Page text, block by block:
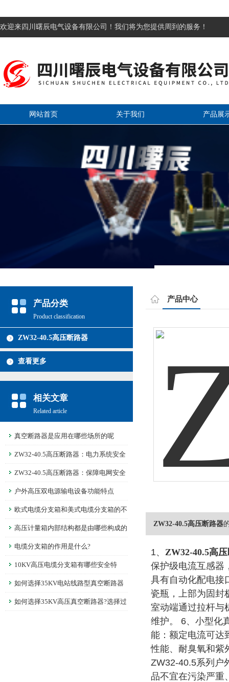
欢迎来四川曙辰电气设备有限公司！我们将为您提供周到的服务！
网站首页 关于我们 产品展
产品分类
Product classification
ZW32-40.5高压断路器
查看更多
相关文章
Related article
真空断路器是应用在哪些场所的呢
ZW32-40.5高压断路器：电力系统安全
的守护者
ZW32-40.5高压断路器：保障电网安全
的重要设备
户外高压双电源输电设备功能特点
欧式电缆分支箱和美式电缆分支箱的不
同之处
高压计量箱内部结构都是由哪些构成的
呢? 电缆分支箱的作用是什么?
10KV高压电缆分支箱有哪些安全特
性？如何选择35KV电站线路型真空断路器
呢？如何选择35KV高压真空断路器?选择过
产品中心
ZW32-40.5高压断路器
1、 ZW32-40.5高
保护级电流互感器
具有自动化配电接
瓷瓶，上部为固封
室动端通过拉杆与
维护。
6、小型化
能：额定电流可达
性能、耐臭氧和紫
ZW32-40.5系列户
品不宜在污染严重